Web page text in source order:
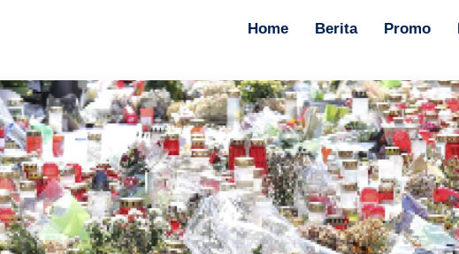
Home Berita Promo